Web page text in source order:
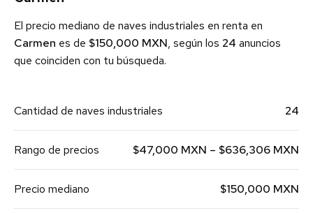
El precio mediano de naves industriales en renta en
Carmen es de $150,000 MXN, según los 24 anuncios
que coinciden con tu búsqueda.
Cantidad de naves industriales 24
Rango de precios $47,000 MXN – $636,306 MXN
Precio mediano $150,000 MXN